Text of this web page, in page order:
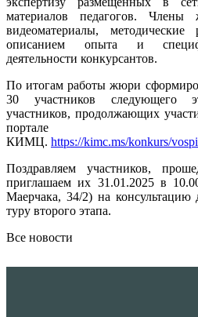
материалов педагогов.
видеоматериалы,
описанием опыта и
деятельности конкурсантов.
По итогам работы жюри
30 участников следующего
участников, продолжающих
КИМЦ. https://kimc.ms/konkurs/
Поздравляем участников,
приглашаем их 31.01.2025 в
Маерчака, 34/2) на консультацию
туру второго этапа.
Все новости